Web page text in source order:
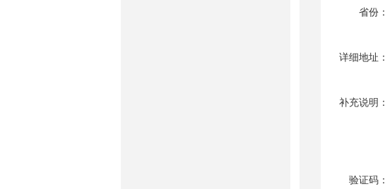
省份：
详细地址：
补充说明：
验证码：